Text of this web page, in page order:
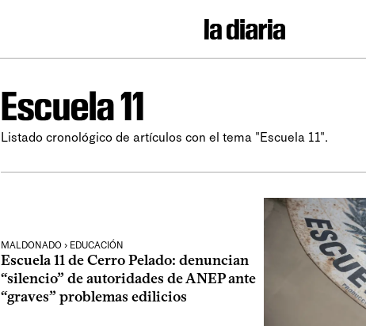
Escuela 11
Listado cronológico de artículos con el tema "Escuela 11".
MALDONADO › EDUCACIÓN
Escuela 11 de Cerro Pelado: denuncian
“silencio” de autoridades de ANEP ante
“graves” problemas edilicios